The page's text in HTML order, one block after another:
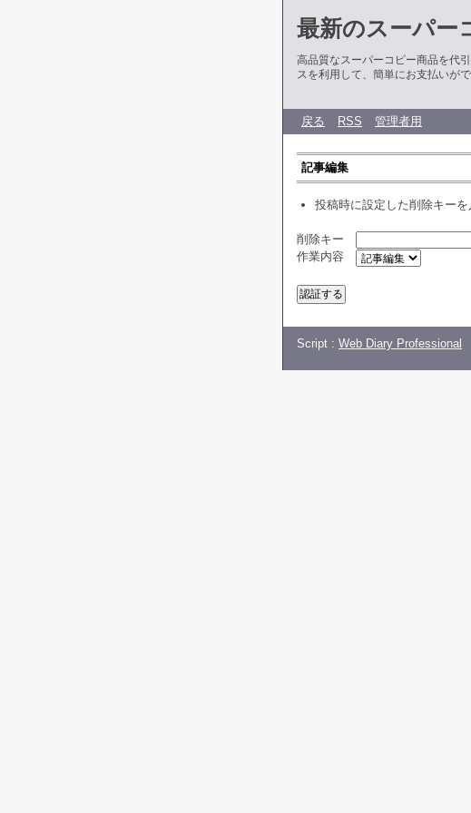
最新のスーパー
高品質なスーパーコピー商品を代
スを利用して、簡単にお支払いが
戻る RSS 管理者用
記事編集
投稿時に設定した削除キーを
削除キー
作業内容
Script : Web Diary Professional